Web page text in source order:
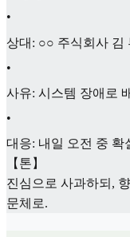
•
상대: ○○ 주식회사 김
•
사유: 시스템 장애로
•
대응: 내일 오전 중 확
【톤】
진심으로 사과하되,
문체로.